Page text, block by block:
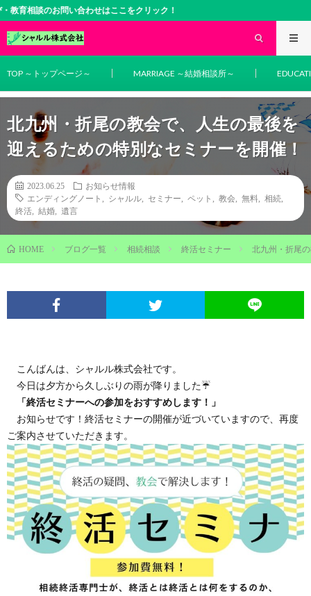
のお問い合わせはここをクリック！
TOP ～トップページ～ MARRIAGE ～結婚相談所～
北九州・折尾の教会で、人生の最後を
迎えるための特別なセミナーを開催！
2023.06.25
お知らせ情報
エンディングノート
シャルル セミナー ペット 教会 無料 相続
終活
結婚 遺言
HOME ブログ一覧 相続相談 終活セミナー 北九州・折尾
こんばんは、シャルル株式会社です。
今日は夕方から久しぶりの雨が降りました☔
「終活セミナーへの参加をおすすめします！」
お知らせです！終活セミナーの開催が近づいていますので、再度
ご案内させていただきます。